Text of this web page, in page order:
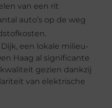
van een rit
auto’s op de weg
een lokale milieu-
Haag al significante
gezien dankzij
van elektrische